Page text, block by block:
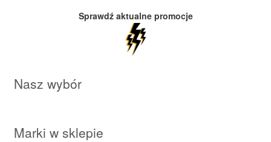
Sprawdź aktualne promocje
Nasz wybór
Marki w sklepie